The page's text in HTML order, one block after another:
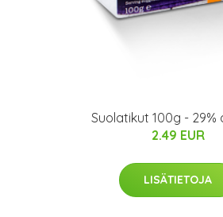
Suolatikut 100g - 29%
2.49 EUR
LISÄTIETOJA